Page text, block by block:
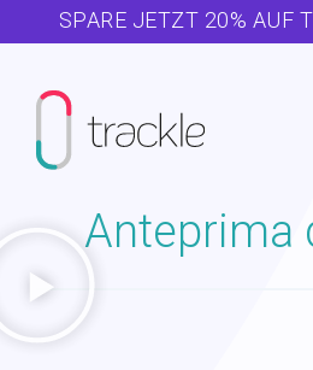
Inhalt
SPARE JETZT 20% AUF
Anteprima